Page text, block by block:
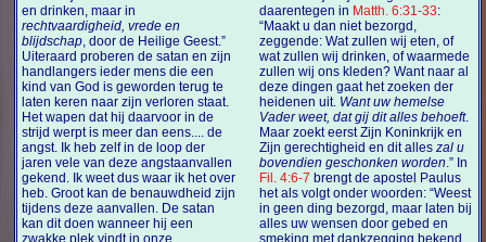
en drinken, maar in
rechtvaardigheid, vrede en
blijdschap , door de Heilige Geest.”
Uiteraard proberen de satan en zijn
handlangers ieder mens die een
kind van God is geworden terug te
laten keren naar zijn verloren staat.
Het wapen dat hij daarvoor in de
strijd werpt is meer dan eens.... de
angst. Ik heb zelf in de loop der
jaren vele van deze angstaanvallen
gekend. Ik weet dus waar ik het over
heb. Groot kan de benauwdheid zijn
tijdens deze aanvallen. De satan
kan dit doen wanneer hij een
zwakke plek vindt in onze
daarentegen in Matth. 6:31-33:
“Maakt u dan niet bezorgd,
zeggende: Wat zullen wij eten, of
wat zullen wij drinken, of waarmede
zullen wij ons kleden? Want naar al
deze dingen gaat het zoeken der
heidenen uit. Want uw hemelse
Vader weet, dat gij dit alles behoeft.
Maar zoekt eerst Zijn Koninkrijk en
Zijn gerechtigheid en dit alles zal u
bovendien geschonken worden .” In
Fil. 4:6-7 brengt de apostel Paulus
het als volgt onder woorden: “Weest
in geen ding bezorgd, maar laten bij
alles uw wensen door gebed en
smeking met dankzegging bekend